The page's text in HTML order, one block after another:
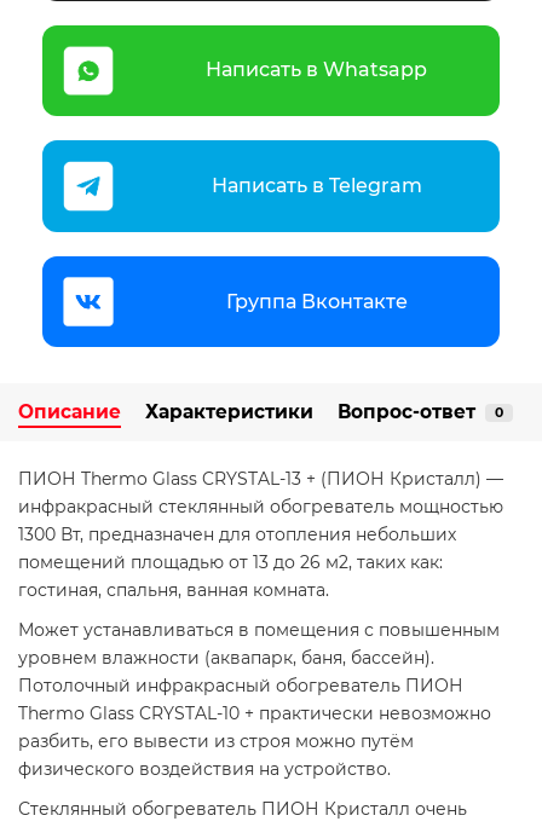
Написать в Whatsapp
Написать в Telegram
Группа Вконтакте
Описание Характеристики Вопрос-ответ 0
ПИОН Thermo Glass CRYSTAL-13 + (ПИОН Кристалл) —
инфракрасный стеклянный обогреватель мощностью
1300 Вт, предназначен для отопления небольших
помещений площадью от 13 до 26 м2, таких как:
гостиная, спальня, ванная комната.
Может устанавливаться в помещения с повышенным
уровнем влажности (аквапарк, баня, бассейн).
Потолочный инфракрасный обогреватель ПИОН
Thermo Glass CRYSTAL-10 + практически невозможно
разбить, его вывести из строя можно путём
физического воздействия на устройство.
Стеклянный обогреватель ПИОН Кристалл очень